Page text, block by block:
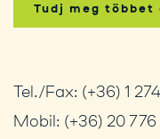
Tudj meg
Tel./Fax: (+36) 1
Mobil: (+36) 20